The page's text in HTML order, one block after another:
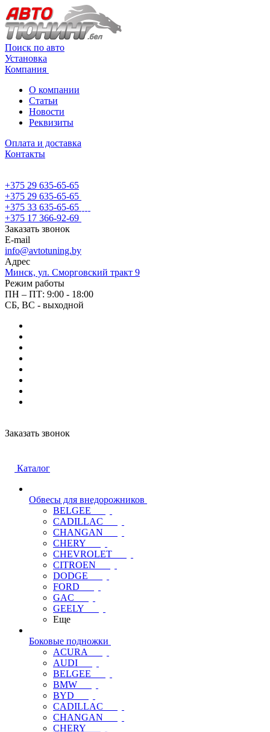
Поиск по авто
Установка
Компания
О компании
Статьи
Новости
Реквизиты
Оплата и доставка
Контакты
+375 29 635-65-65
+375 29 635-65-65
+375 33 635-65-65
+375 17 366-92-69
Заказать звонок
E-mail
info@avtotuning.by
Адрес
Минск, ул. Сморговский тракт 9
Режим работы
ПН – ПТ: 9:00 - 18:00
СБ, ВС - выходной
Заказать звонок
Каталог
Обвесы для внедорожников
BELGEE
CADILLAC
CHANGAN
CHERY
CHEVROLET
CITROEN
DODGE
FORD
GAC
GEELY
Еще
Боковые подножки
ACURA
AUDI
BELGEE
BMW
BYD
CADILLAC
CHANGAN
CHERY